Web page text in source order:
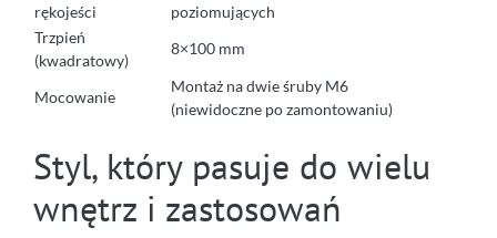
rękojeści
poziomujących
Trzpień
(kwadratowy)
8×100 mm
Mocowanie
Montaż na dwie śruby M6
(niewidoczne po zamontowaniu)
Styl, który pasuje do wielu
wnętrz i zastosowań